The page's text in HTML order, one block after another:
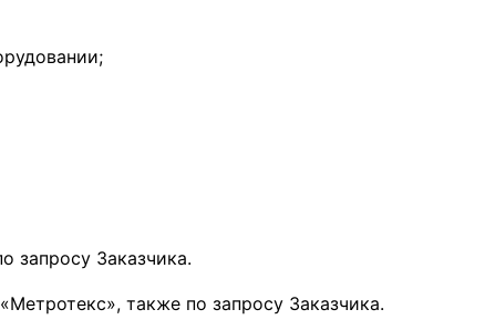
запросу Заказчика.
также по запросу Заказчика.